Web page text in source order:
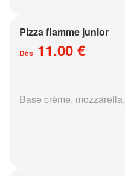
Pizza flamme junior
Dès 11.00 €
Base crème,